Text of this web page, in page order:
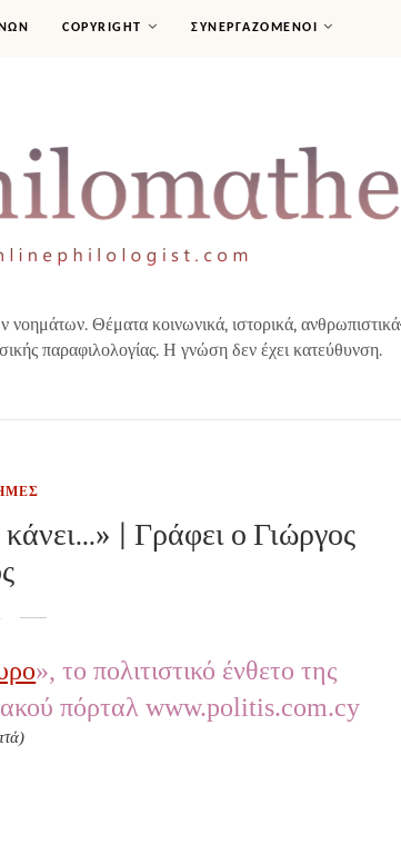
Θέματα κοινωνικά, ιστορικά,
παραφιλολογίας. Η γνώση δεν έχει κατεύθυνση.
COPYRIGHT ΣΥΝΕΡΓΑΖΟΜΕΝΟΙ
| Γράφει ο Γιώργος
», το πολιτιστικό ένθετο της
πόρταλ www.politis.com.cy